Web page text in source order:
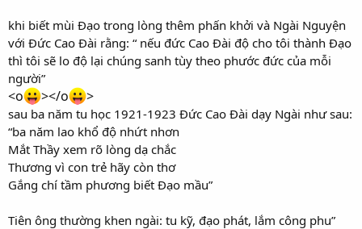
khi biết mùi Đạo trong lòng thêm phấn khởi và Ngài Nguyện
với Đức Cao Đài rằng: “ nếu đức Cao Đài độ cho tôi thành Đạo
thì tôi sẽ lo độ lại chúng sanh tùy theo phước đức của mỗi
người”
<o ></o >
sau ba năm tu học 1921-1923 Đức Cao Đài dạy Ngài như sau:
“ba năm lao khổ độ nhứt nhơn
Mắt Thầy xem rõ lòng dạ chắc
Thương vì con trẻ hãy còn thơ
Gắng chí tầm phương biết Đạo mầu”
Tiên ông thường khen ngài: tu kỹ, đạo phát, lắm công phu”